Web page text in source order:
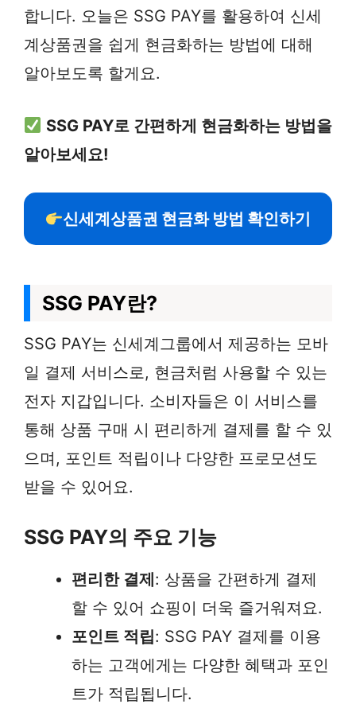
합니다. 오늘은 SSG PAY를 활용하여 신세
계상품권을 쉽게 현금화하는 방법에 대해
알아보도록 할게요.
SSG PAY로 간편하게 현금화하는 방법을
알아보세요!
신세계상품권 현금화 방법 확인하기
SSG PAY란?
SSG PAY는 신세계그룹에서 제공하는 모바
일 결제 서비스로, 현금처럼 사용할 수 있는
전자 지갑입니다. 소비자들은 이 서비스를
통해 상품 구매 시 편리하게 결제를 할 수 있
으며, 포인트 적립이나 다양한 프로모션도
받을 수 있어요.
SSG PAY의 주요 기능
편리한 결제: 상품을 간편하게 결제
할 수 있어 쇼핑이 더욱 즐거워져요.
포인트 적립: SSG PAY 결제를 이용
하는 고객에게는 다양한 혜택과 포인
트가 적립됩니다.